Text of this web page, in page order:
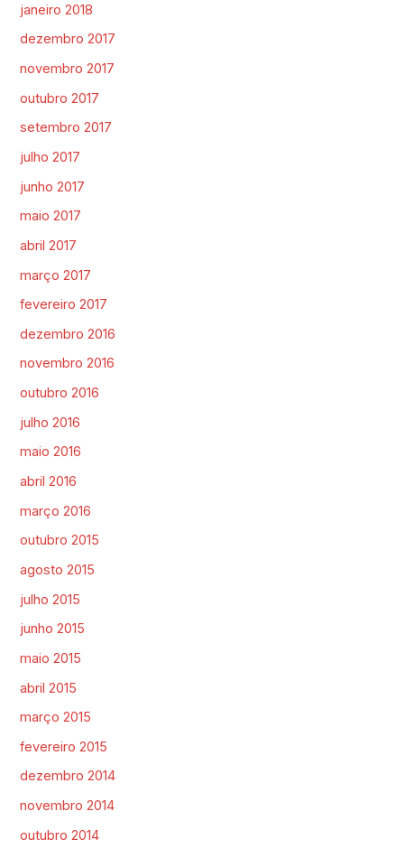
janeiro 2018
dezembro 2017
novembro 2017
outubro 2017
setembro 2017
julho 2017
junho 2017
maio 2017
abril 2017
março 2017
fevereiro 2017
dezembro 2016
novembro 2016
outubro 2016
julho 2016
maio 2016
abril 2016
março 2016
outubro 2015
agosto 2015
julho 2015
junho 2015
maio 2015
abril 2015
março 2015
fevereiro 2015
dezembro 2014
novembro 2014
outubro 2014